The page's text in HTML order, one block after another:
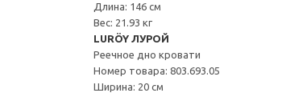
Длина: 146 см
Вес: 21.93 кг
LURÖY ЛУРОЙ
Реечное дно кровати
Номер товара: 803.693.05
Ширина: 20 см